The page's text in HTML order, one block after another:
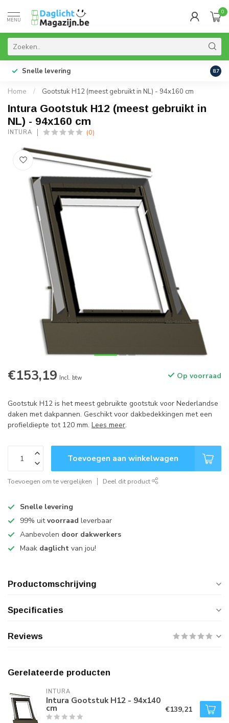
MENU
0
Snelle levering 99%
8.7
Home / Gootstuk H12 (meest gebruikt in NL) - 94x160 cm
Intura Gootstuk H12 (meest gebruikt in
NL) - 94x160 cm
INTURA (0)
€153,19 Incl. btw Op voorraad
Gootstuk H12 is het meest gebruikte gootstuk voor Nederlandse
daken met dakpannen. Geschikt voor dakbedekkingen met een
profieldiepte tot 120 mm. Lees meer.
Toevoegen aan winkelwagen
Toevoegen om te vergelijken Deel dit product
Snelle levering
99% uitvoorraad leverbaar
Aanbevolen door dakwerkers
Maak daglicht van jou!
Productomschrijving
Specificaties
Reviews
Gerelateerde producten
INTURA
Intura Gootstuk H12 - 94x140
cm €139,21